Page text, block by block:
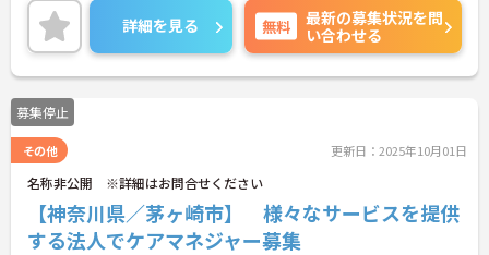
意思や意見も通りやすく風通しのよい職場です。
研修プログラムも充実しており、キャリアアップも
目指せます。
ご興味のある方は是非お気軽にお問い合わせくださ
い。
詳細を見る 無料
最新の募集状況を問
い合わせる
募集停止
その他 更新日：2025年10月01日
名称非公開 ※詳細はお問合せください
【神奈川県／茅ヶ崎市】 様々なサービスを提供
する法人でケアマネジャー募集